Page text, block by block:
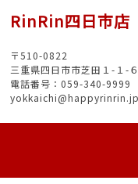
RinRin四日市店
〒510-0822
三重県四日市市芝田１-１-
電話番号：059-340-9999